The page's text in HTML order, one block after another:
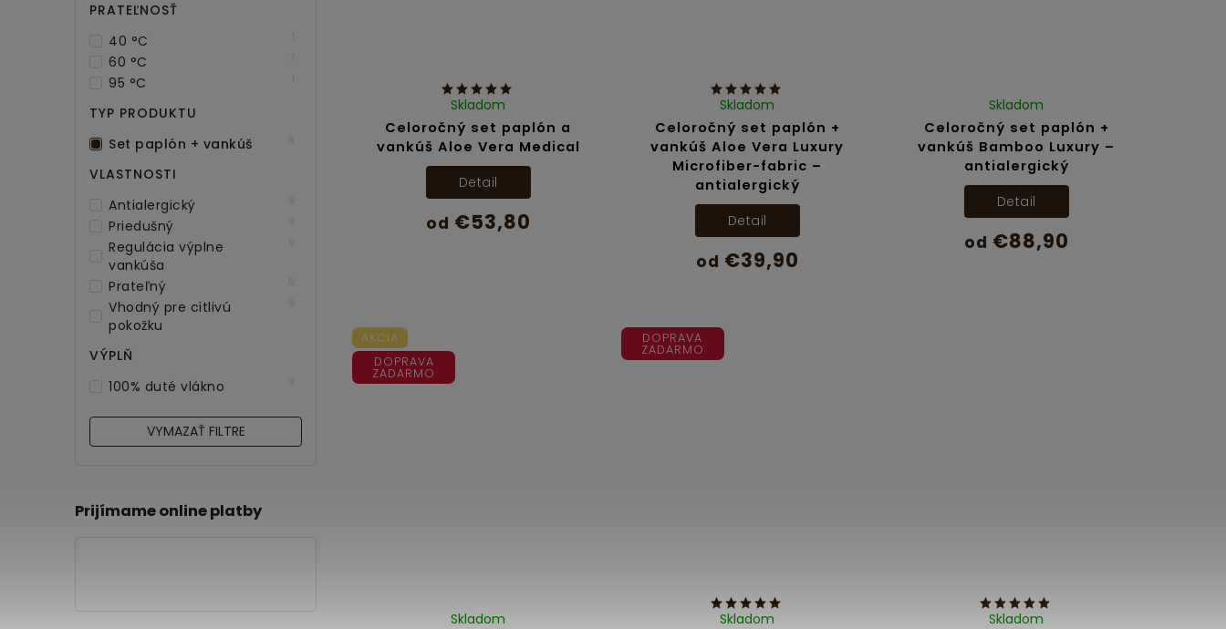
PRATEĽNOSŤ
40 °C
60 °C
95 °C
TYP PRODUKTU
Set paplón + vankúš
VLASTNOSTI
Antialergický
Priedušný
Regulácia výplne
vankúša
Prateľný
Vhodný pre citlivú
pokožku
VÝPLŇ
100% duté vlákno
VYMAZAŤ FILTRE
Prijímame online platby
Celoročný set paplón a
vankúš Aloe Vera Medical
Skladom
od €53,80
Detail
Celoročný set paplón +
vankúš Aloe Vera Luxury
Microfiber-fabric –
antialergický
Skladom
od €39,90
Detail
Celoročný set paplón +
vankúš Bamboo Luxury –
antialergický
Skladom
od €88,90
Detail
AKCIA
DOPRAVA
ZADARMO
Skladom
DOPRAVA
ZADARMO
Skladom Skladom